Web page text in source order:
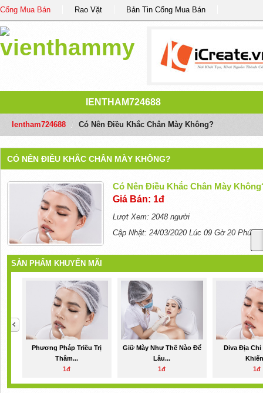
Cổng Mua Bán Rao Vặt Bản Tin Cổng Mua Bán
IENTHAM724688
Ientham724688 Có Nên Điều Khắc Chân Mày Không?
CÓ NÊN ĐIỀU KHẮC CHÂN MÀY KHÔNG?
Có Nên Điều Khắc Chân Mày
Giá Bán: 1đ
Lượt Xem: 2048 người
Cập Nhật: 24/03/2020 Lúc 09 Gờ 20 Phút
SẢN PHẨM KHUYẾN MÃI
Phương Pháp Triều Trị
Thâm...
1đ
Giữ Mày Như Thế Nào Để
Lâu...
1đ
Diva Địa
1đ